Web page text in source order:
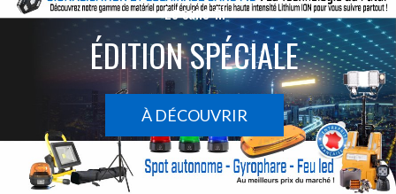
Le sans-fil
ÉDITION SPÉCIALE
À DÉCOUVRIR